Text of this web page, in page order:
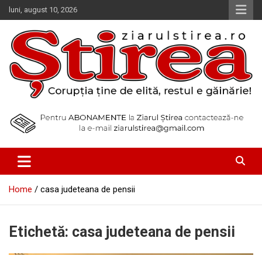
Skip
to
content
luni, august 10, 2026
Ziarul Știrea
Home casa judeteana de pensii
Etichetă: casa judeteana de pensii